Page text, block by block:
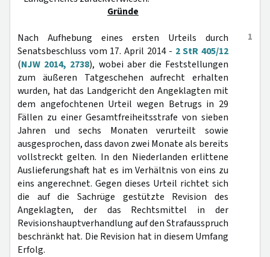
Gründe
1
Nach Aufhebung eines ersten Urteils durch
Senatsbeschluss vom 17. April 2014 - 2 StR 405/12
(NJW 2014, 2738), wobei aber die Feststellungen
zum äußeren Tatgeschehen aufrecht erhalten
wurden, hat das Landgericht den Angeklagten mit
dem angefochtenen Urteil wegen Betrugs in 29
Fällen zu einer Gesamtfreiheitsstrafe von sieben
Jahren und sechs Monaten verurteilt sowie
ausgesprochen, dass davon zwei Monate als bereits
vollstreckt gelten. In den Niederlanden erlittene
Auslieferungshaft hat es im Verhältnis von eins zu
eins angerechnet. Gegen dieses Urteil richtet sich
die auf die Sachrüge gestützte Revision des
Angeklagten, der das Rechtsmittel in der
Revisionshauptverhandlung auf den Strafausspruch
beschränkt hat. Die Revision hat in diesem Umfang
Erfolg.